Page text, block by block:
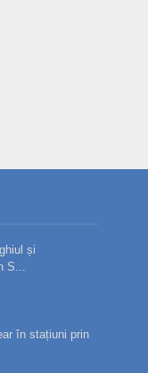
și
S...
în stațiuni prin